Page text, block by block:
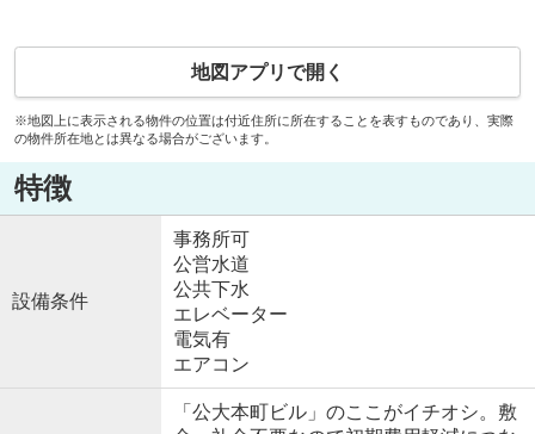
地図アプリで開く
※地図上に表示される物件の位置は付近住所に所在することを表すものであり、実際
の物件所在地とは異なる場合がございます。
特徴
設備条件
事務所可
公営水道
公共下水
エレベーター
電気有
エアコン
「公大本町ビル」のここがイチオシ。敷